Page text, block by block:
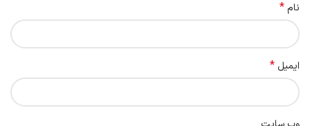
نام*
ایمیل *